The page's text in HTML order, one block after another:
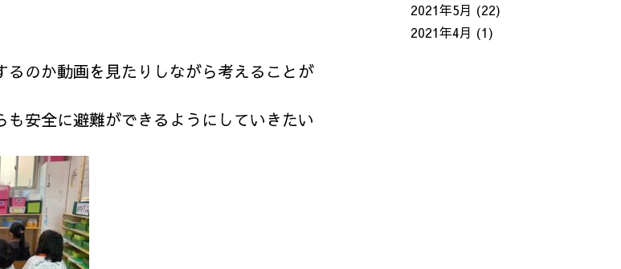
のか動画を見たりしながら考えることが
安全に避難ができるようにしていきたい
2021年5月 (22)
2021年4月 (1)